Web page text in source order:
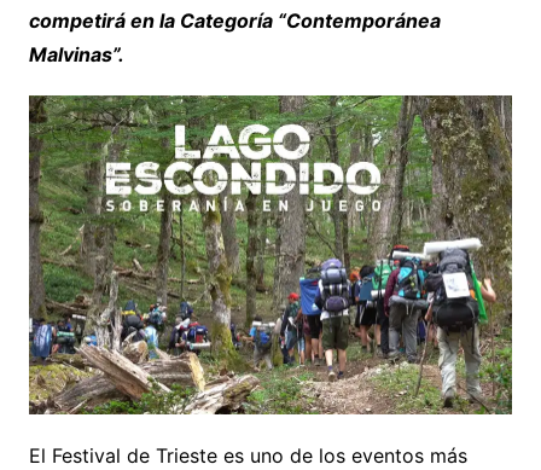
competirá en la Categoría “Contemporánea
Malvinas”.
El Festival de Trieste es uno de los eventos más